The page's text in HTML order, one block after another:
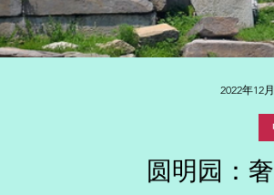
圆明园：
2022年12